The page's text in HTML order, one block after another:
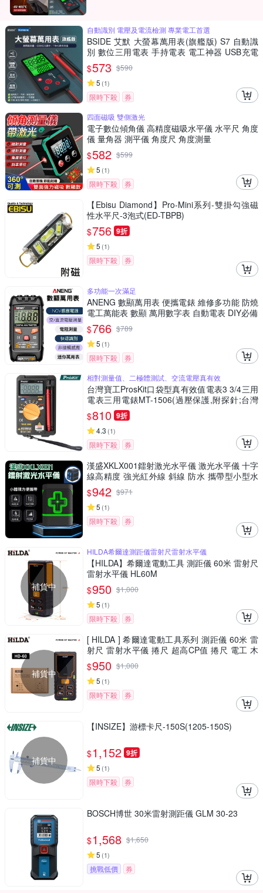
自動識別 電壓及電流檢測 專業電工首選
BSIDE 艾默 大螢幕萬用表(旗艦版) S7 自動識
別 數位三用電表 手持電表 電工神器 USB充電
萬用表 非接觸測電壓 火線辨識 居家水電維修工
具
$573 $590
5 (1)
限時下殺
券
四面磁吸 雙側激光
電子數位傾角儀 高精度磁吸水平儀 水平尺 角度
儀 量角器 測平儀 角度尺 角度測量
$582 $599
5 (1)
限時下殺 券
【Ebisu Diamond】Pro-Mini系列-雙掛勾強磁
性水平尺-3泡式(ED-TBPB)
$756 9折
5 (1)
限時下殺 券
多功能一次滿足
ANENG 數顯萬用表 便攜電錶 維修多功能 防燒
電工萬能表 數顯 萬用數字表 自動電表 DIY必備
$766 $789
5 (1)
限時下殺
券
相對測量值、二極體測試、交流電壓真有效
台灣寶工ProsKit口袋型真有效值電表3 3/4三用
電表三用電錶MT-1506(過壓保護,附探針;台灣
公司貨,享1年保固)迷你電表攜帶型電錶 量交流
電壓二極體電阻電容
$810 9折
4.3 (1)
限時下殺 券
漢盛XKLX001鐳射激光水平儀 激光水平儀 十字
線高精度 強光紅外線 斜線 防水 攜帶型小型水
平儀
$942 $971
5 (1)
限時下殺 券
補貨中
HILDA希爾達測距儀雷射尺雷射水平儀
【HILDA】希爾達電動工具 測距儀 60米 雷射尺
雷射水平儀 HL60M
$950 $1,000
5 (1)
限時下殺 券
補貨中
[ HILDA ] 希爾達電動工具系列 測距儀 60米 雷
射尺 雷射水平儀 捲尺 超高CP值 捲尺 電工 木
工 房仲必備款
$950 $1,000
5 (1)
限時下殺 券
補貨中
【INSIZE】游標卡尺-150S(1205-150S)
$1,152 9折
5 (1)
限時下殺 券
BOSCH博世 30米雷射測距儀 GLM 30-23
$1,568 $1,650
5 (1)
挑戰低價 券